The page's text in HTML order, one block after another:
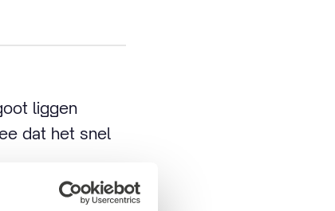
liggen
dat het snel